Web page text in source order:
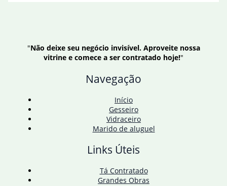
"Não deixe seu negócio invisível. Aproveite nossa
vitrine e comece a ser contratado hoje!"
Navegação
Início
Gesseiro
Vidraceiro
Marido de aluguel
Links Úteis
Tá Contratado
Grandes Obras